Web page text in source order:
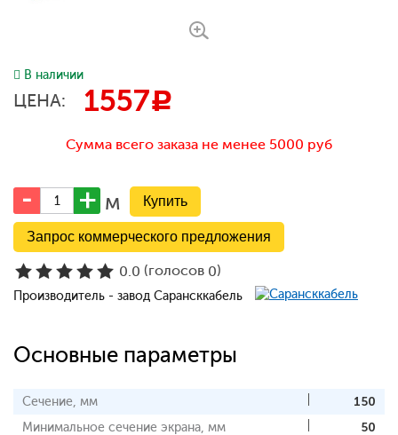
В наличии
ЦЕНА: 1557c
Сумма всего заказа не менее 5000 руб
м
Запрос коммерческого предложения
0.0 (голосов 0)
Производитель - завод Сарансккабель
Основные параметры
Сечение, мм
150
Минимальное сечение экрана, мм
50